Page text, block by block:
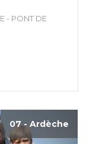
- PONT DE
07 - Ardèche